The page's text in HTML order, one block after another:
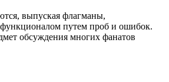
выпуская флагманы,
функционалом путем проб и ошибок.
обсуждения многих фанатов